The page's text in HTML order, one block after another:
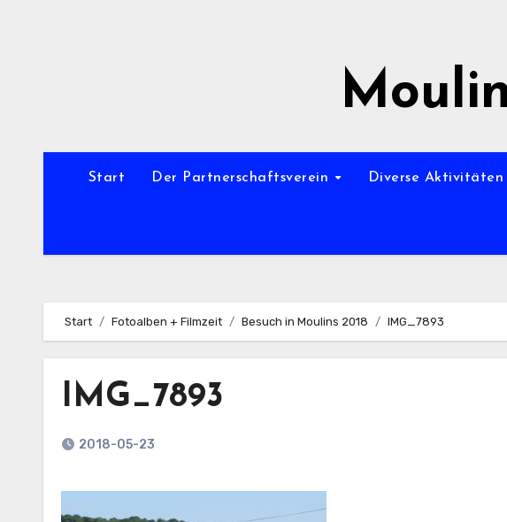
Start Der Partnerschaftsverein Diverse Aktivitäten
Start Fotoalben + Filmzeit Besuch in Moulins 2018 IMG_7893
IMG_7893
2018-05-23